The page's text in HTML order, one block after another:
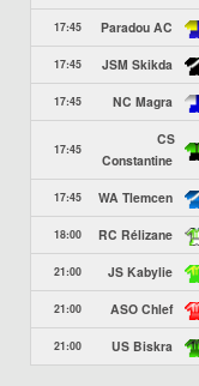
17:45 Paradou AC
17:45 JSM Skikda
17:45 NC Magra
17:45
CS
Constantine
17:45 WA Tlemcen
18:00 RC Rélizane
21:00 JS Kabylie
21:00 ASO Chlef
21:00 US Biskra